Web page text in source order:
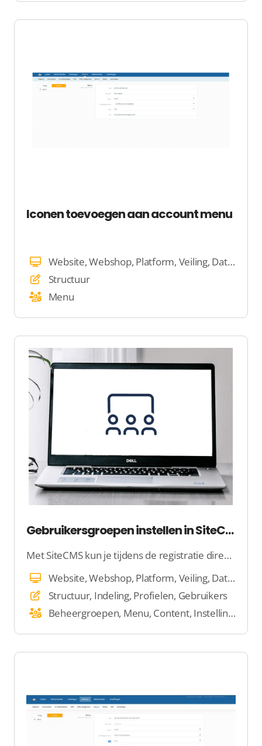
Iconen toevoegen aan account menu
Website, Webshop, Platform, Veiling, Dating
Structuur
Menu
Gebruikersgroepen instellen in SiteCMS
Met SiteCMS kun je tijdens de registratie direct specifieke informatie van gebruikers verzamelen, zodat ze meteen aan de slag kunnen. Door gebruikers in te delen in groepen, kun je eenvoudig bepalen wie toegang krijgt tot bepaalde content en functies.
Website, Webshop, Platform, Veiling, Dating, E-mail, Beheer
Structuur, Indeling, Profielen, Gebruikers
Beheergroepen, Menu, Content, Instellingen